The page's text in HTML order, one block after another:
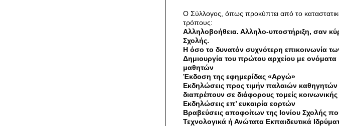
Ο Σύλλογος, όπως προκύπτει από το
τρόπους:
Αλληλοβοήθεια. Αλληλο-υποστήριξη, σαν
Σχολής.
Η όσο το δυνατόν συχνότερη επικοινωνία
Δημιουργία του πρώτου αρχείου με ονόματα
μαθητών
Έκδοση της εφημερίδας «Αργώ»
Εκδηλώσεις προς τιμήν παλαιών καθηγητών
διαπρέπουν σε διάφορους τομείς
Εκδηλώσεις επ’ ευκαιρία εορτών
Βραβεύσεις αποφοίτων της Ιονίου Σχολής
Τεχνολογικά ή Ανώτατα Εκπαιδευτικά